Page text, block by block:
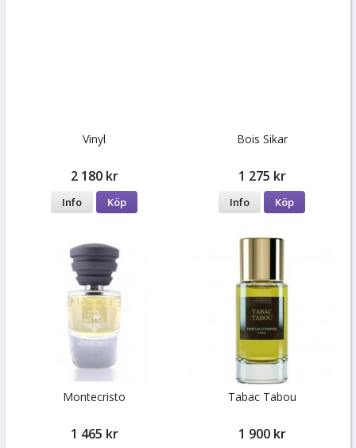
Vinyl
2 180 kr
Info Köp
Bois Sikar
1 275 kr
Info Köp
Montecristo
1 465 kr
Tabac Tabou
1 900 kr